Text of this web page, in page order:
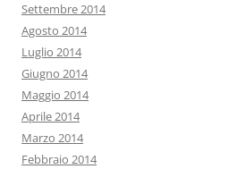
Settembre 2014
Agosto 2014
Luglio 2014
Giugno 2014
Maggio 2014
Aprile 2014
Marzo 2014
Febbraio 2014